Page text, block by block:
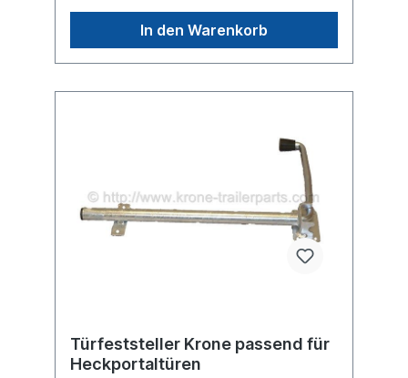
In den Warenkorb
Türfeststeller Krone passend für
Heckportaltüren